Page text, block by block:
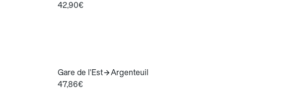
42,90€
Gare de l'Est
Argenteuil
47,86€